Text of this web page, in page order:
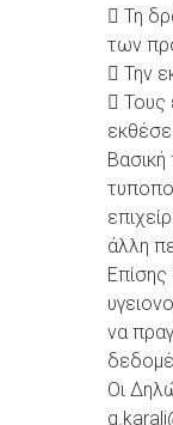
 Τη
των
 Την
 Τους
άλλη
να
Οι